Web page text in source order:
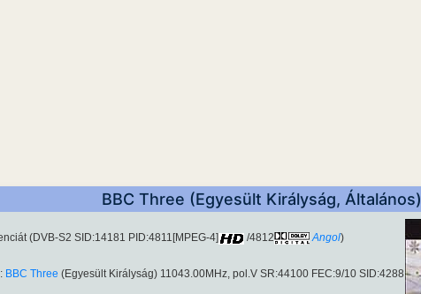
BBC Three (Egyesült Királyság, Általános)
(DVB-S2 SID:14181 PID:4811[MPEG-4] /4812 Angol)
BBC Three (Egyesült Királyság) 11043.00MHz, pol.V SR:44100 FEC:9/10 SID:4288